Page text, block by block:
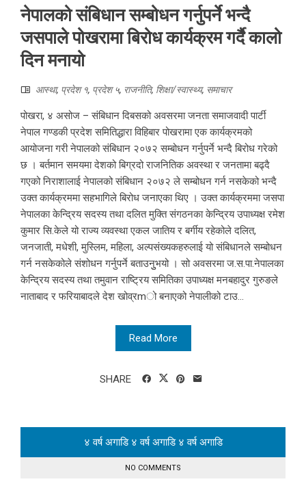
नेपालको संबिधान सम्बोधन गर्नुपर्ने भन्दै
जसपाले पोखरामा बिरोध कार्यक्रम गर्दै कालो
दिन मनायो
आस्था, प्रदेश १, प्रदेश ५, राजनीति, शिक्षा/स्वास्थ्य, समाचार
पोखरा, ४ असोज – संबिधान दिबसको अवसरमा जनता समाजवादी पार्टी
नेपाल गण्डकी प्रदेश समितिद्धारा विहिबार पोखरामा एक कार्यक्रमको
आयोजना गरी नेपालको संबिधान २०७२ सम्बोधन गर्नुपर्ने भन्दै बिरोध गरेको
छ । बर्तमान समयमा देशको बिग्रदो राजनितिक अवस्था र जनतामा बढ्दै
गएको निराशालाई नेपालको संबिधान २०७२ ले सम्बोधन गर्न नसकेको भन्दै
उक्त कार्यक्रममा सहभागिले बिरोध जनाएका थिए । उक्त कार्यक्रममा जसपा
नेपालका केन्द्रिय सदस्य तथा दलित मुक्ति संगठनका केन्द्रिय उपाध्यक्ष रमेश
कुमार सि.केले यो राज्य व्यवस्था एकल जातिय र बर्गीय रहेकोले दलित,
जनजाती, मधेशी, मुस्लिम, महिला, अल्पसंख्यकहरुलाई यो संबिधानले सम्बोधन
गर्न नसकेकोले संशोधन गर्नुपर्ने बताउनुुभयो । सो अवसरमा ज.स.पा.नेपालका
केन्द्रिय सदस्य तथा तमुवान राष्ट्रिय समितिका उपाध्यक्ष मनबहादुर गुरुङले
नाताबाद र फरियाबादले देश खोव्रmो बनाएको नेपालीको टाउ...
Read More
SHARE
४ वर्ष अगाडि ४ वर्ष अगाडि ४ वर्ष अगाडि
NO COMMENTS